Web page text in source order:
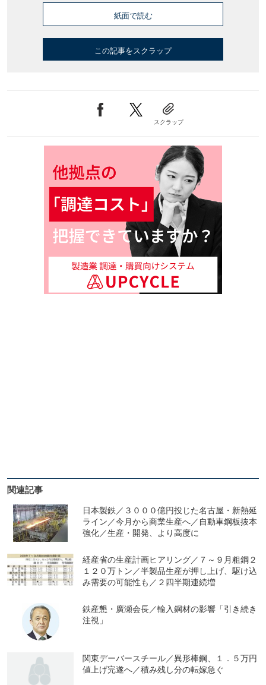
紙面で読む
この記事をスクラップ
スクラップ
関連記事
日本製鉄／３０００億円投じた名古屋・新熱延
ライン／今月から商業生産へ／自動車鋼板抜本
強化／生産・開発、より高度に
経産省の生産計画ヒアリング／７～９月粗鋼２
１２０万トン／半製品生産が押し上げ、駆け込
み需要の可能性も／２四半期連続増
鉄産懇・廣瀬会長／輸入鋼材の影響「引き続き
注視」
関東デーバースチール／異形棒鋼、１．５万円
値上げ完遂へ／積み残し分の転嫁急ぐ